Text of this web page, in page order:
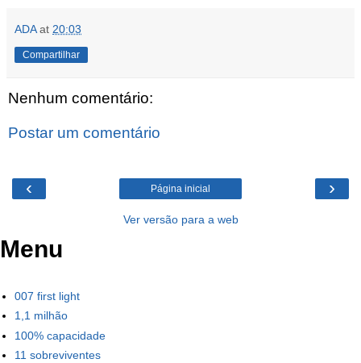
ADA at 20:03
Compartilhar
Nenhum comentário:
Postar um comentário
‹ ›
Página inicial
Ver versão para a web
Menu
007 first light
1,1 milhão
100% capacidade
11 sobreviventes